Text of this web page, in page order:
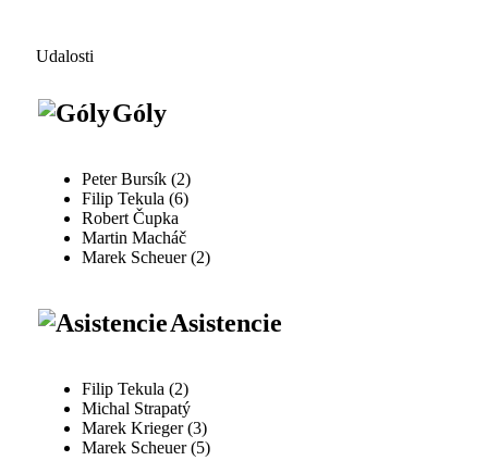
Udalosti
Góly
Peter Bursík (2)
Filip Tekula (6)
Robert Čupka
Martin Macháč
Marek Scheuer (2)
Asistencie
Filip Tekula (2)
Michal Strapatý
Marek Krieger (3)
Marek Scheuer (5)